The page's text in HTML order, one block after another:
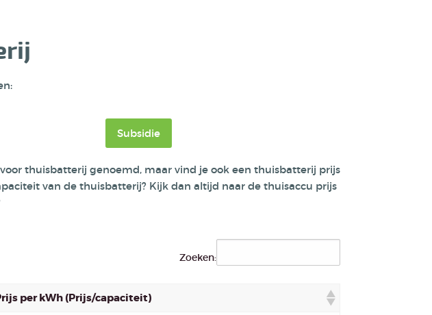
Subsidie
thuisbatterij genoemd, maar vind je ook een thuisbatterij prijs
van de thuisbatterij? Kijk dan altijd naar de thuisaccu prijs
Zoeken:
per kWh (Prijs/capaciteit)